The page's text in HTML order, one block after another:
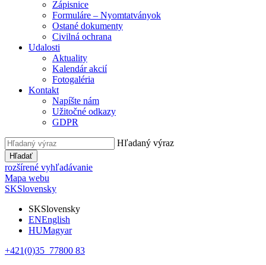
Zápisnice
Formuláre – Nyomtatványok
Ostané dokumenty
Civilná ochrana
Udalosti
Aktuality
Kalendár akcií
Fotogaléria
Kontakt
Napíšte nám
Užitočné odkazy
GDPR
Hľadaný výraz
Hľadať
rozšírené vyhľadávanie
Mapa webu
SKSlovensky
SKSlovensky
ENEnglish
HUMagyar
+421(0)35 77800 83